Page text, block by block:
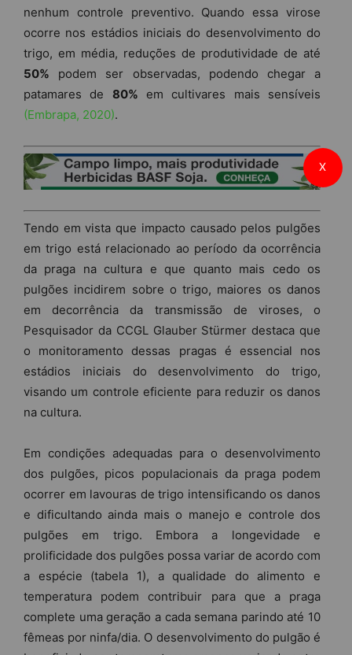
nenhum controle preventivo. Quando essa virose
ocorre nos estádios iniciais do desenvolvimento do
trigo, em média, reduções de produtividade de até
50% podem ser observadas, podendo chegar a
patamares de 80% em cultivares mais sensíveis
(Embrapa, 2020).
Tendo em vista que impacto causado pelos pulgões
em trigo está relacionado ao período da ocorrência
da praga na cultura e que quanto mais cedo os
pulgões incidirem sobre o trigo, maiores os danos
em decorrência da transmissão de viroses, o
Pesquisador da CCGL Glauber Stürmer destaca que
o monitoramento dessas pragas é essencial nos
estádios iniciais do desenvolvimento do trigo,
visando um controle eficiente para reduzir os danos
na cultura.
Em condições adequadas para o desenvolvimento
dos pulgões, picos populacionais da praga podem
ocorrer em lavouras de trigo intensificando os danos
e dificultando ainda mais o manejo e controle dos
pulgões em trigo. Embora a longevidade e
prolificidade dos pulgões possa variar de acordo com
a espécie (tabela 1), a qualidade do alimento e
temperatura podem contribuir para que a praga
complete uma geração a cada semana parindo até 10
fêmeas por ninfa/dia. O desenvolvimento do pulgão é
X